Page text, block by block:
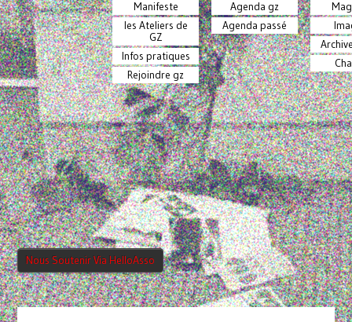
Manifeste
les Ateliers de
GZ
Infos pratiques
Rejoindre gz
Agenda gz
Agenda passé
Nous Soutenir Via HelloAsso